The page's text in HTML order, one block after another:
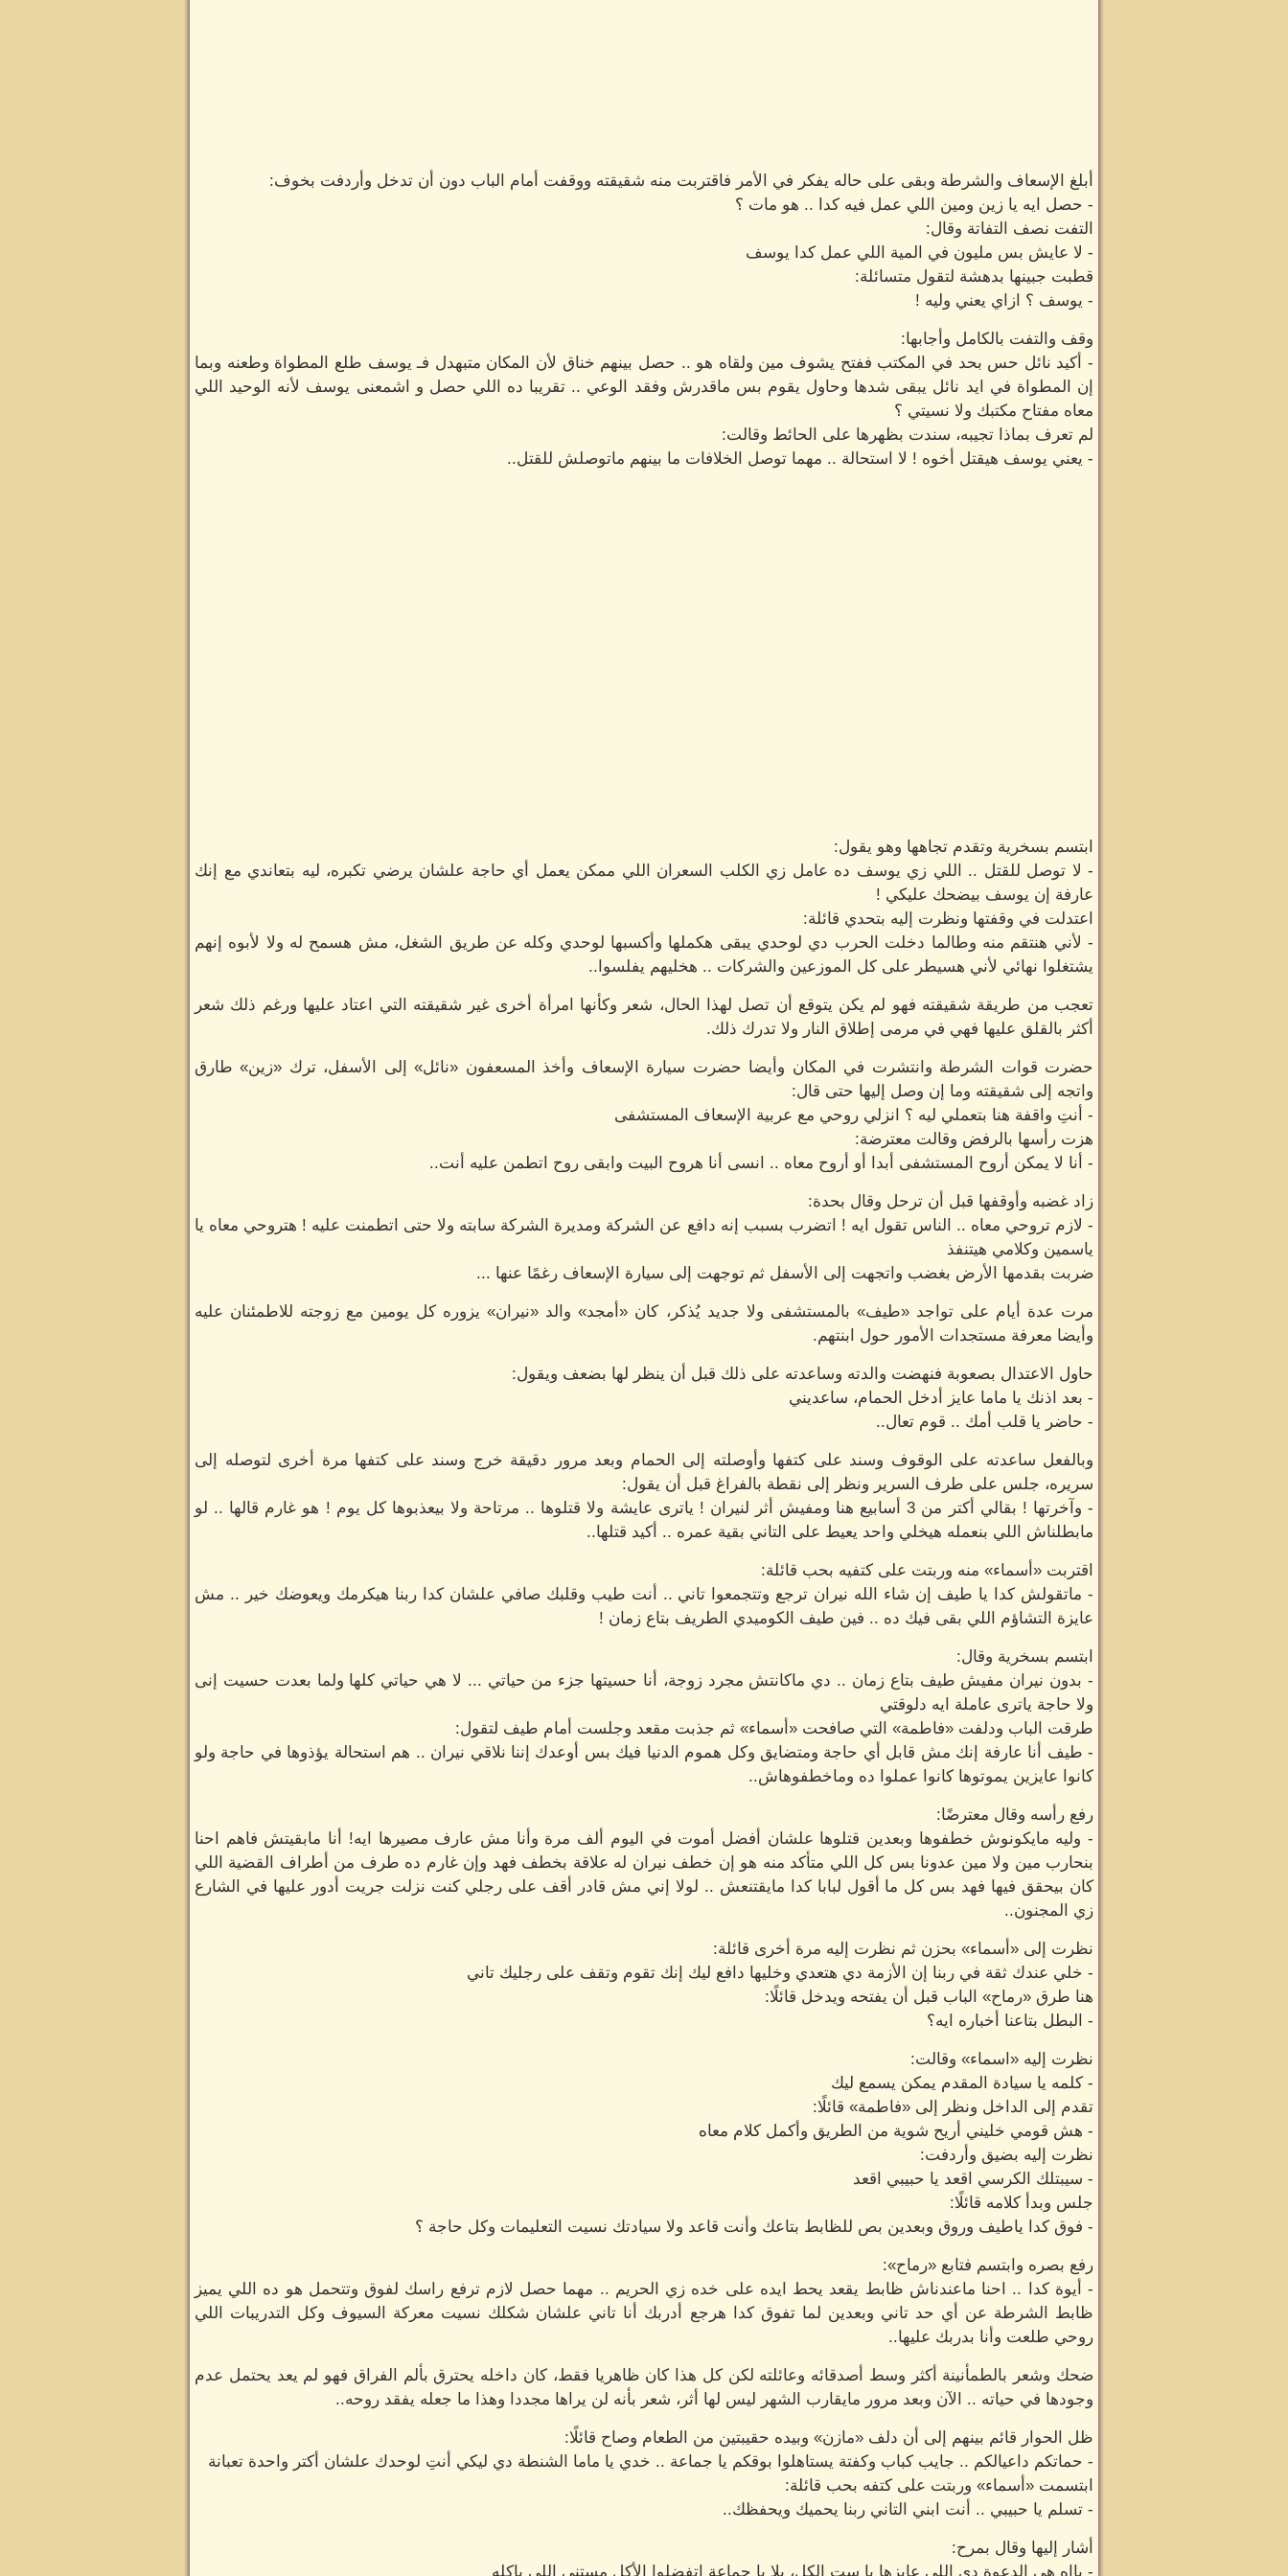
أبلغ الإسعاف والشرطة وبقى على حاله يفكر في الأمر فاقتربت منه شقيقته ووقفت أمام الباب دون أن تدخل وأردفت بخوف:
- حصل ايه يا زين ومين اللي عمل فيه كدا .. هو مات ؟
التفت نصف التفاتة وقال:
- لا عايش بس مليون في المية اللي عمل كدا يوسف
قطبت جبينها بدهشة لتقول متسائلة:
- يوسف ؟ ازاي يعني وليه !
وقف والتفت بالكامل وأجابها:
- أكيد نائل حس بحد في المكتب ففتح يشوف مين ولقاه هو .. حصل بينهم خناق لأن المكان متبهدل فـ يوسف طلع المطواة وطعنه وبما
إن المطواة في ايد نائل يبقى شدها وحاول يقوم بس ماقدرش وفقد الوعي .. تقريبا ده اللي حصل و اشمعنى يوسف لأنه الوحيد اللي
معاه مفتاح مكتبك ولا نسيتي ؟
لم تعرف بماذا تجيبه، سندت بظهرها على الحائط وقالت:
- يعني يوسف هيقتل أخوه ! لا استحالة .. مهما توصل الخلافات ما بينهم ماتوصلش للقتل..
ابتسم بسخرية وتقدم تجاهها وهو يقول:
- لا توصل للقتل .. اللي زي يوسف ده عامل زي الكلب السعران اللي ممكن يعمل أي حاجة علشان يرضي تكبره، ليه بتعاندي مع إنك
عارفة إن يوسف بيضحك عليكي !
اعتدلت في وقفتها ونظرت إليه بتحدي قائلة:
- لأني هنتقم منه وطالما دخلت الحرب دي لوحدي يبقى هكملها وأكسبها لوحدي وكله عن طريق الشغل، مش هسمح له ولا لأبوه إنهم
يشتغلوا نهائي لأني هسيطر على كل الموزعين والشركات .. هخليهم يفلسوا..
تعجب من طريقة شقيقته فهو لم يكن يتوقع أن تصل لهذا الحال، شعر وكأنها امرأة أخرى غير شقيقته التي اعتاد عليها ورغم ذلك شعر
أكثر بالقلق عليها فهي في مرمى إطلاق النار ولا تدرك ذلك.
حضرت قوات الشرطة وانتشرت في المكان وأيضا حضرت سيارة الإسعاف وأخذ المسعفون «نائل» إلى الأسفل، ترك «زين» طارق
واتجه إلى شقيقته وما إن وصل إليها حتى قال:
- أنتِ واقفة هنا بتعملي ليه ؟ انزلي روحي مع عربية الإسعاف المستشفى
هزت رأسها بالرفض وقالت معترضة:
- أنا لا يمكن أروح المستشفى أبدا أو أروح معاه .. انسى أنا هروح البيت وابقى روح اتطمن عليه أنت..
زاد غضبه وأوقفها قبل أن ترحل وقال بحدة:
- لازم تروحي معاه .. الناس تقول ايه ! اتضرب بسبب إنه دافع عن الشركة ومديرة الشركة سابته ولا حتى اتطمنت عليه ! هتروحي معاه يا
ياسمين وكلامي هيتنفذ
ضربت بقدمها الأرض بغضب واتجهت إلى الأسفل ثم توجهت إلى سيارة الإسعاف رغمًا عنها ...
مرت عدة أيام على تواجد «طيف» بالمستشفى ولا جديد يُذكر، كان «أمجد» والد «نيران» يزوره كل يومين مع زوجته للاطمئنان عليه
وأيضا معرفة مستجدات الأمور حول ابنتهم.
حاول الاعتدال بصعوبة فنهضت والدته وساعدته على ذلك قبل أن ينظر لها بضعف ويقول:
- بعد اذنك يا ماما عايز أدخل الحمام، ساعديني
- حاضر يا قلب أمك .. قوم تعال..
وبالفعل ساعدته على الوقوف وسند على كتفها وأوصلته إلى الحمام وبعد مرور دقيقة خرج وسند على كتفها مرة أخرى لتوصله إلى
سريره، جلس على طرف السرير ونظر إلى نقطة بالفراغ قبل أن يقول:
- وآخرتها ! بقالي أكتر من 3 أسابيع هنا ومفيش أثر لنيران ! ياترى عايشة ولا قتلوها .. مرتاحة ولا بيعذبوها كل يوم ! هو غارم قالها .. لو
مابطلناش اللي بنعمله هيخلي واحد يعيط على التاني بقية عمره .. أكيد قتلها..
اقتربت «أسماء» منه وربتت على كتفيه بحب قائلة:
- ماتقولش كدا يا طيف إن شاء الله نيران ترجع وتتجمعوا تاني .. أنت طيب وقلبك صافي علشان كدا ربنا هيكرمك ويعوضك خير .. مش
عايزة التشاؤم اللي بقى فيك ده .. فين طيف الكوميدي الطريف بتاع زمان !
ابتسم بسخرية وقال:
- بدون نيران مفيش طيف بتاع زمان .. دي ماكانتش مجرد زوجة، أنا حسيتها جزء من حياتي ... لا هي حياتي كلها ولما بعدت حسيت إنى
ولا حاجة ياترى عاملة ايه دلوقتي
طرقت الباب ودلفت «فاطمة» التي صافحت «أسماء» ثم جذبت مقعد وجلست أمام طيف لتقول:
- طيف أنا عارفة إنك مش قابل أي حاجة ومتضايق وكل هموم الدنيا فيك بس أوعدك إننا نلاقي نيران .. هم استحالة يؤذوها في حاجة ولو
كانوا عايزين يموتوها كانوا عملوا ده وماخطفوهاش..
رفع رأسه وقال معترضًا:
- وليه مايكونوش خطفوها وبعدين قتلوها علشان أفضل أموت في اليوم ألف مرة وأنا مش عارف مصيرها ايه! أنا مابقيتش فاهم احنا
بنحارب مين ولا مين عدونا بس كل اللي متأكد منه هو إن خطف نيران له علاقة بخطف فهد وإن غارم ده طرف من أطراف القضية اللي
كان بيحقق فيها فهد بس كل ما أقول لبابا كدا مايقتنعش .. لولا إني مش قادر أقف على رجلي كنت نزلت جريت أدور عليها في الشارع
زي المجنون..
نظرت إلى «أسماء» بحزن ثم نظرت إليه مرة أخرى قائلة:
- خلي عندك ثقة في ربنا إن الأزمة دي هتعدي وخليها دافع ليك إنك تقوم وتقف على رجليك تاني
هنا طرق «رماح» الباب قبل أن يفتحه ويدخل قائلًا:
- البطل بتاعنا أخباره ايه؟
نظرت إليه «اسماء» وقالت:
- كلمه يا سيادة المقدم يمكن يسمع ليك
تقدم إلى الداخل ونظر إلى «فاطمة» قائلًا:
- هش قومي خليني أريح شوية من الطريق وأكمل كلام معاه
نظرت إليه بضيق وأردفت:
- سيبتلك الكرسي اقعد يا حبيبي اقعد
جلس وبدأ كلامه قائلًا:
- فوق كدا ياطيف وروق وبعدين بص للظابط بتاعك وأنت قاعد ولا سيادتك نسيت التعليمات وكل حاجة ؟
رفع بصره وابتسم فتابع «رماح»:
- أيوة كدا .. احنا ماعندناش ظابط يقعد يحط ايده على خده زي الحريم .. مهما حصل لازم ترفع راسك لفوق وتتحمل هو ده اللي يميز
ظابط الشرطة عن أي حد تاني وبعدين لما تفوق كدا هرجع أدربك أنا تاني علشان شكلك نسيت معركة السيوف وكل التدريبات اللي
روحي طلعت وأنا بدربك عليها..
ضحك وشعر بالطمأنينة أكثر وسط أصدقائه وعائلته لكن كل هذا كان ظاهريا فقط، كان داخله يحترق بألم الفراق فهو لم يعد يحتمل عدم
وجودها في حياته .. الآن وبعد مرور مايقارب الشهر ليس لها أثر، شعر بأنه لن يراها مجددا وهذا ما جعله يفقد روحه..
ظل الحوار قائم بينهم إلى أن دلف «مازن» وبيده حقيبتين من الطعام وصاح قائلًا:
- حماتكم داعيالكم .. جايب كباب وكفتة يستاهلوا بوقكم يا جماعة .. خدي يا ماما الشنطة دي ليكي أنتِ لوحدك علشان أكتر واحدة تعبانة
ابتسمت «أسماء» وربتت على كتفه بحب قائلة:
- تسلم يا حبيبي .. أنت ابني التاني ربنا يحميك ويحفظك..
أشار إليها وقال بمرح:
- يااه هي الدعوة دي اللي عايزها يا ست الكل، يلا يا جماعة اتفضلوا الأكل مستني اللي ياكله